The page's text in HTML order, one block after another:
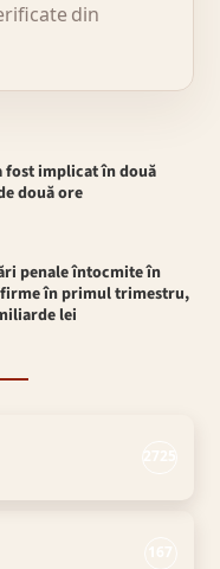
din
fost implicat în două
două ore
penale întocmite în
în primul trimestru,
lei